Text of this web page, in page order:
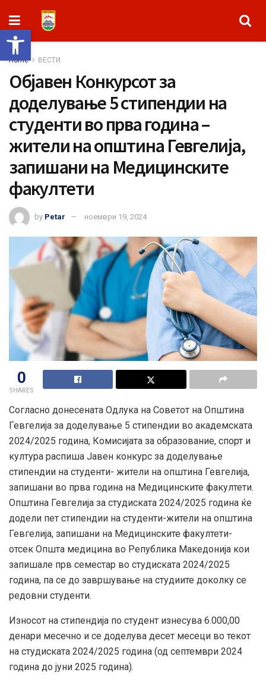
Open toolbar
Home ВЕСТИ
Објавен Конкурсот за
доделување 5 стипендии на
студенти во прва година –
жители на општина Гевгелија,
запишани на Медицинските
факултети
by Petar ноември 19, 2024
0
SHARES
Согласно донесената Одлука на Советот на Општина
Гевгелија за доделување 5 стипендии во академската
2024/2025 година, Комисијата за образование, спорт и
култура распиша Јавен конкурс за доделување
стипендии на студенти- жители на општина Гевгелија,
запишани во прва година на Медицинските факултети.
Општина Гевгелија за студиската 2024/2025 година ќе
додели пет стипендии на студенти-жители на општина
Гевгелија, запишани на Mедицинските факултети-
отсек Општа медицина во Република Македонија кои
запишале прв семестар во студиската 2024/2025
година, па се до завршување на студиите доколку се
редовни студенти.
Износот на стипендија по студент изнесува 6.000,00
денари месечно и се доделува десет месеци во текот
на студиската 2024/2025 година (од септември 2024
година до јуни 2025 година).